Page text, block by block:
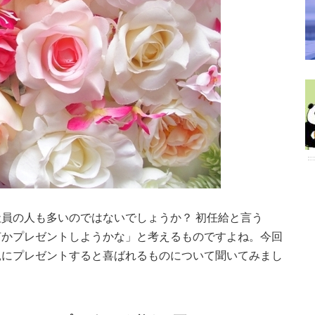
の人も多いのではないでしょうか？ 初任給と言う
プレゼントしようかな」と考えるものですよね。今回
プレゼントすると喜ばれるものについて聞いてみまし